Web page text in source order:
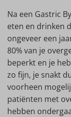
Na een Gastric
eten en drinken
ongeveer een
80% van je
beperkt en je
zo fijn, je snakt
voorheen
patiënten met
hebben